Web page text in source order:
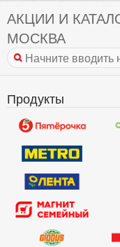
АКЦИИ И
МОСКВА
Продукты